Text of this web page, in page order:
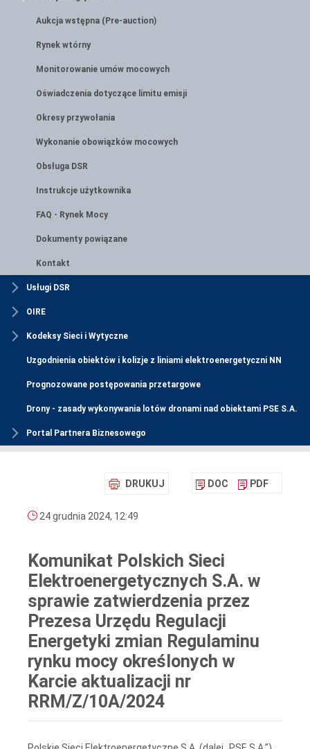
Aukcja wstępna (Pre-auction)
Rynek wtórny
Monitorowanie umów mocowych
Oświadczenia dotyczące limitu emisji
Okresy przywołania
Wykonanie obowiązków mocowych
Obsługa DSR
Instrukcje użytkownika
FAQ - Rynek Mocy
Dokumenty powiązane
Kontakt
Usługi DSR
OIRE
Kodeksy Sieci i Wytyczne
Uzgodnienia obiektów i kolizje z liniami elektroenergetyczni NN
Prognozowane postępowania przetargowe
Drony - zasady wykonywania lotów dronami nad obiektami PSE S.A.
Portal Partnera Biznesowego
DRUKUJ DOC PDF
24 grudnia 2024, 12:49
Komunikat Polskich Sieci
Elektroenergetycznych S.A. w
sprawie zatwierdzenia przez
Prezesa Urzędu Regulacji
Energetyki zmian Regulaminu
rynku mocy określonych w
Karcie aktualizacji nr
RRM/Z/10A/2024